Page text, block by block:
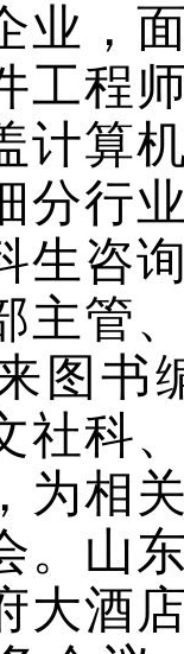
业，
工程
计算
分行
生咨
主管
图书
社科
为相
。山
大酒